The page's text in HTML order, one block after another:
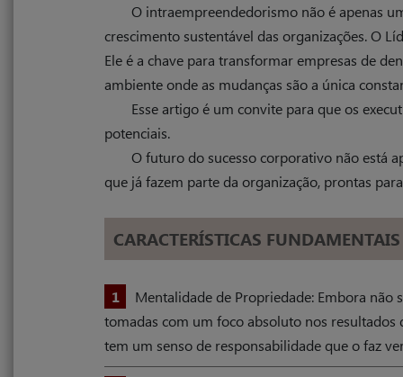
O intraempreendedorismo não é apenas
crescimento sustentável das organizações. O
Ele é a chave para transformar empresas de
ambiente onde as mudanças são a única
Esse artigo é um convite para que os
potenciais.
O futuro do sucesso corporativo não está
que já fazem parte da organização, prontas
CARACTERÍSTICAS
1
Mentalidade de Propriedade: Embora não
tomadas com um foco absoluto nos
tem um senso de responsabilidade que o faz